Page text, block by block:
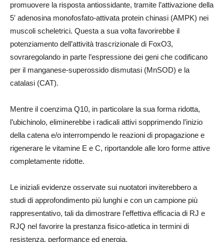
promuovere la risposta antiossidante, tramite l’attivazione della
5′ adenosina monofosfato-attivata protein chinasi (AMPK) nei
muscoli scheletrici. Questa a sua volta favorirebbe il
potenziamento dell’attività trascrizionale di FoxO3,
sovraregolando in parte l’espressione dei geni che codificano
per il manganese-superossido dismutasi (MnSOD) e la
catalasi (CAT).
Mentre il coenzima Q10, in particolare la sua forma ridotta,
l’ubichinolo, eliminerebbe i radicali attivi sopprimendo l’inizio
della catena e/o interrompendo le reazioni di propagazione e
rigenerare le vitamine E e C, riportandole alle loro forme attive
completamente ridotte.
Le iniziali evidenze osservate sui nuotatori inviterebbero a
studi di approfondimento più lunghi e con un campione più
rappresentativo, tali da dimostrare l’effettiva efficacia di RJ e
RJQ nel favorire la prestanza fisico-atletica in termini di
resistenza, performance ed energia.